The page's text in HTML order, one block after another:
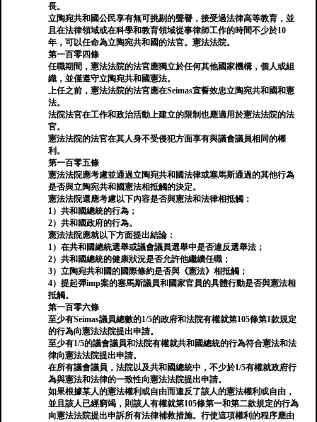
長。
立陶宛共和國公民享有無可挑剔的聲譽，接受過法律高等教育，並
且在法律領域或在科學和教育領域從事律師工作的時間不少於10
年，可以任命為立陶宛共和國的法官。憲法法院。
第一百零四條
任職期間，憲法法院的法官應獨立於任何其他國家機構，個人或組
織，並僅遵守立陶宛共和國憲法。
上任之前，憲法法院的法官應在Seimas宣誓效忠立陶宛共和國和憲
法。
法院法官在工作和政治活動上建立的限制也應適用於憲法法院的法
官。
憲法法院的法官在其人身不受侵犯方面享有與議會議員相同的權
利。
第一百零五條
憲法法院應考慮並通過立陶宛共和國法律或塞馬斯通過的其他行為
是否與立陶宛共和國憲法相抵觸的決定。
憲法法院還應考慮以下內容是否與憲法和法律相抵觸：
1）共和國總統的行為；
2）共和國政府的行為。
憲法法院應就以下方面提出結論：
1）在共和國總統選舉或議會議員選舉中是否違反選舉法；
2）共和國總統的健康狀況是否允許他繼續任職；
3）立陶宛共和國的國際條約是否與《憲法》相抵觸；
4）提起彈imp案的塞馬斯議員和國家官員的具體行動是否與憲法相
抵觸。
第一百零六條
至少有Seimas議員總數的1/5的政府和法院有權就第105條第1款規定
的行為向憲法法院提出申請。
至少有1/5的議會議員和法院有權就共和國總統的行為符合憲法和法
律向憲法法院提出申請。
在所有議會議員，法院以及共和國總統中，不少於1/5有權就政府行
為與憲法和法律的一致性向憲法法院提出申請。
如果根據某人的憲法權利或自由而違反了該人的憲法權利或自由，
並且該人已經窮竭，則該人有權就第105條第一和第二款規定的行為
向憲法法院提出申訴所有法律補救措施。行使這項權利的程序應由